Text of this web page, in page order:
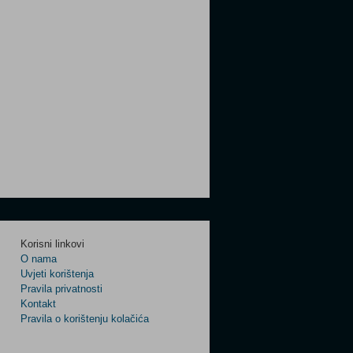
Korisni linkovi
O nama
Uvjeti korištenja
Pravila privatnosti
Kontakt
Pravila o korištenju kolačića